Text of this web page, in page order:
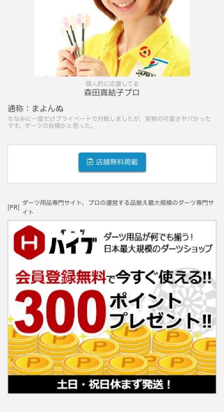
個人的に応援してる
森田真結子プロ
通称： まよんぬ
ちなみに一度だけプライベートで対戦しましたが、実物の可愛さヤバかった
です。ダーツの妖精かと思った。
店舗無料掲載
[PR]
ダーツ用品専門サイト、プロの運営する品揃え最大規模のダーツ専門サ
イト